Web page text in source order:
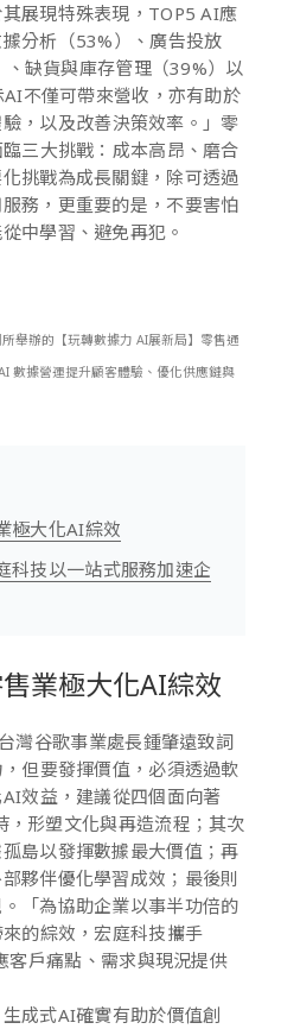
展現特殊表現，TOP5 AI應
分析（53%）、廣告投放
、缺貨與庫存管理（39%）以
不僅可帶來營收，亦有助於
，以及改善決策效率。」零
三大挑戰：成本高昂、磨合
挑戰為成長關鍵，除可透過
務，更重要的是，不要害怕
中學習、避免再犯。
舉辦的【玩轉數據力 AI展新局】零售通
數據營運提升顧客體驗、優化供應鏈與
極大化AI綜效
科技以一站式服務加速企
業極大化AI綜效
灣谷歌事業處長鍾肇遠致詞
但要發揮價值，必須透過軟
效益，建議從四個面向著
形塑文化與再造流程；其次
島以發揮數據最大價值；再
夥伴優化學習成效；最後則
「為協助企業以事半功倍的
的綜效，宏庭科技攜手
戶痛點、需求與現況提供
成式AI確實有助於價值創